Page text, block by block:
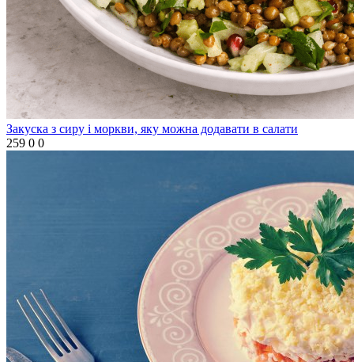
Закуска з сиру і моркви, яку можна додавати в салати
259 0 0